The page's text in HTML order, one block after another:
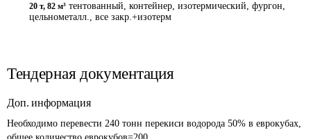
20 т, 82 м³ тентованный, контейнер, изотермический, фургон,
цельнометалл., все закр.+изотерм
Тендерная документация
Доп. информация
Необходимо перевести 240 тонн перекиси водорода 50% в еврокубах,